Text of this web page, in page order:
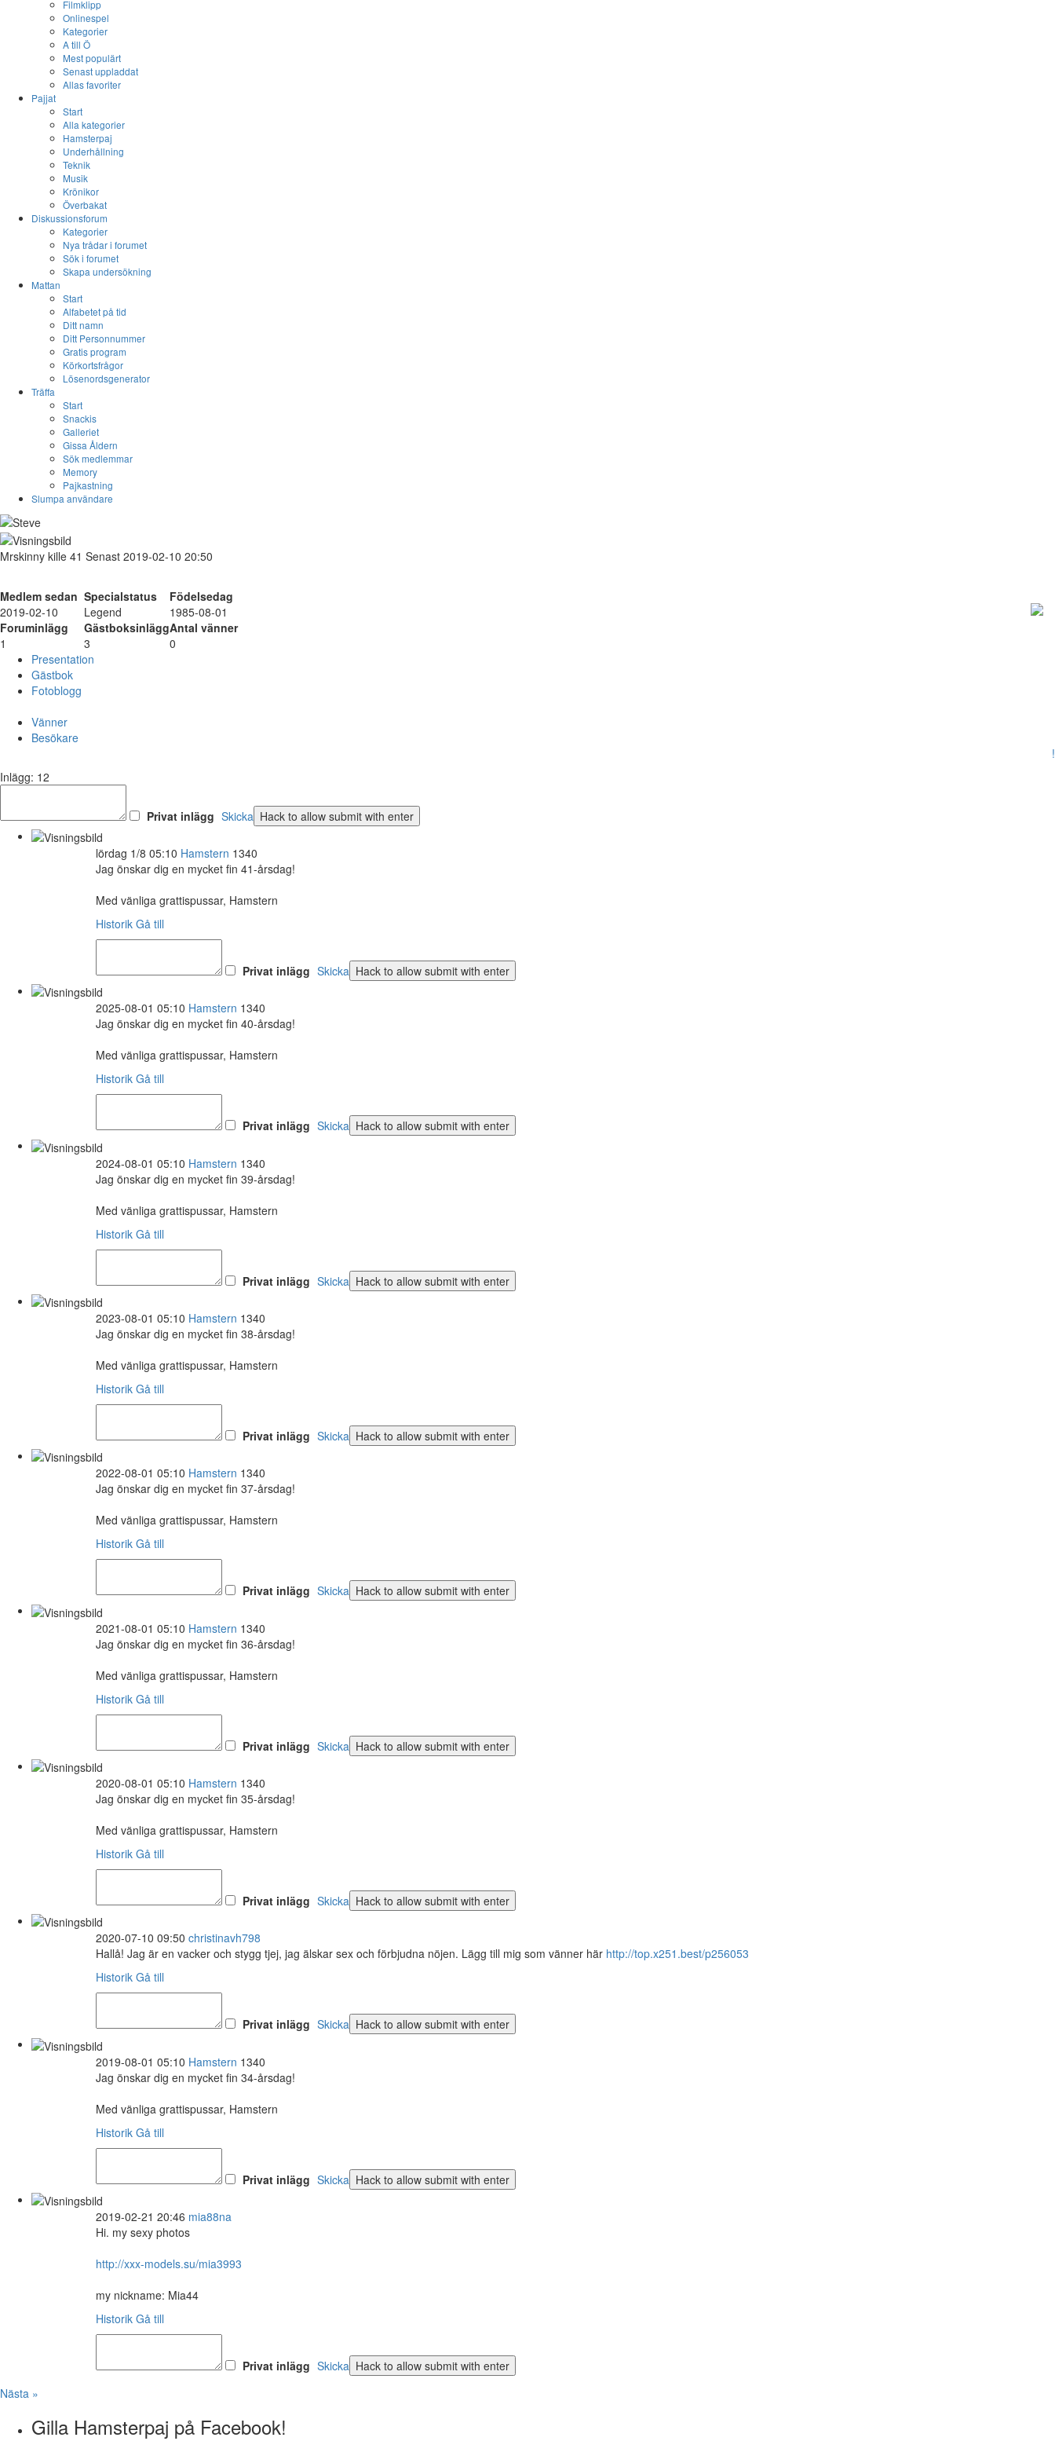
Filmklipp
Onlinespel
Kategorier
A till Ö
Mest populärt
Senast uppladdat
Allas favoriter
Pajjat
Start
Alla kategorier
Hamsterpaj
Underhållning
Teknik
Musik
Krönikor
Överbakat
Diskussionsforum
Kategorier
Nya trådar i forumet
Sök i forumet
Skapa undersökning
Mattan
Start
Alfabetet på tid
Ditt namn
Ditt Personnummer
Gratis program
Körkortsfrågor
Lösenordsgenerator
Träffa
Start
Snackis
Galleriet
Gissa Åldern
Sök medlemmar
Memory
Pajkastning
Slumpa användare
Mrskinny kille 41 Senast 2019-02-10 20:50
Medlem sedan Specialstatus
Födelsedag
2019-02-10
Legend
1985-08-01
Foruminlägg
GästboksinläggAntal vänner
1
3
0
Presentation
Gästbok
Fotoblogg
Vänner
Besökare
!
Inlägg: 12
Privat inlägg Skicka
lördag 1/8 05:10 Hamstern 1340
Jag önskar dig en mycket fin 41-årsdag!
Med vänliga grattispussar, Hamstern
Historik Gå till
Privat inlägg Skicka
2025-08-01 05:10 Hamstern 1340
Jag önskar dig en mycket fin 40-årsdag!
Med vänliga grattispussar, Hamstern
Historik Gå till
Privat inlägg Skicka
2024-08-01 05:10 Hamstern 1340
Jag önskar dig en mycket fin 39-årsdag!
Med vänliga grattispussar, Hamstern
Historik Gå till
Privat inlägg Skicka
2023-08-01 05:10 Hamstern 1340
Jag önskar dig en mycket fin 38-årsdag!
Med vänliga grattispussar, Hamstern
Historik Gå till
Privat inlägg Skicka
2022-08-01 05:10 Hamstern 1340
Jag önskar dig en mycket fin 37-årsdag!
Med vänliga grattispussar, Hamstern
Historik Gå till
Privat inlägg Skicka
2021-08-01 05:10 Hamstern 1340
Jag önskar dig en mycket fin 36-årsdag!
Med vänliga grattispussar, Hamstern
Historik Gå till
Privat inlägg Skicka
2020-08-01 05:10 Hamstern 1340
Jag önskar dig en mycket fin 35-årsdag!
Med vänliga grattispussar, Hamstern
Historik Gå till
Privat inlägg Skicka
2020-07-10 09:50 christinavh798
Hallå! Jag är en vacker och stygg tjej, jag älskar sex och förbjudna nöjen. Lägg till mig som vänner här http://top.x251.best/p256053
Historik Gå till
Privat inlägg Skicka
2019-08-01 05:10 Hamstern 1340
Jag önskar dig en mycket fin 34-årsdag!
Med vänliga grattispussar, Hamstern
Historik Gå till
Privat inlägg Skicka
2019-02-21 20:46 mia88na
Hi. my sexy photos
http://xxx-models.su/mia3993
my nickname: Mia44
Historik Gå till
Privat inlägg Skicka
Nästa »
Gilla Hamsterpaj på Facebook!